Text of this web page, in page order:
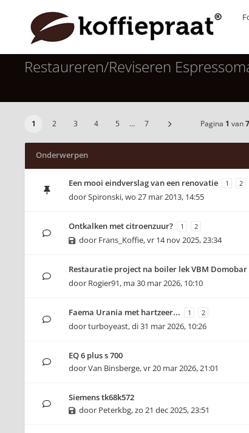
Restaureren/Reviseren
1 2 3 4 5 … 7 Pagina 1 van7
Onderwerpen
Een mooi eindverslag van een renovatie 1 2
doorSpironski,wo 27 mar 2013, 14:55
Ontkalken met citroenzuur? 1 2
door Frans_Koffie,vr 14 nov 2025, 23:34
Restauratie project na boiler lek VBM Domobar
door Rogier91, ma 30 mar 2026, 10:10
Faema Urania met hartzeer... 1 2
doorturboyeast,di 31 mar 2026, 10:26
EQ 6 plus s 700
doorVan Binsberge,vr 20 mar 2026, 21:01
Siemens tk68k572
door Peterkbg,zo 21 dec 2025, 23:51